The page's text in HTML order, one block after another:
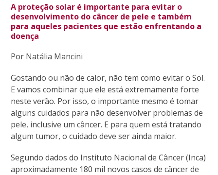
A proteção solar é importante para evitar o
desenvolvimento do câncer de pele e também
para aqueles pacientes que estão enfrentando a
doença
Por Natália Mancini
Gostando ou não de calor, não tem como evitar o Sol.
E vamos combinar que ele está extremamente forte
neste verão. Por isso, o importante mesmo é tomar
alguns cuidados para não desenvolver problemas de
pele, inclusive um câncer. E para quem está tratando
algum tumor, o cuidado deve ser ainda maior.
Segundo dados do Instituto Nacional de Câncer (Inca)
aproximadamente 180 mil novos casos de câncer de